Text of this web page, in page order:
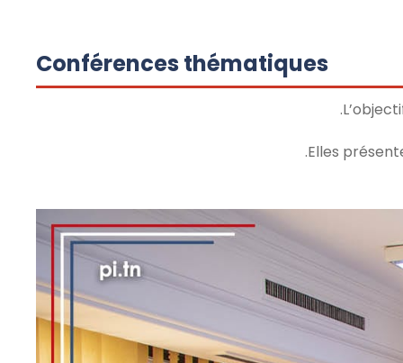
Conférences thématiques
Elles